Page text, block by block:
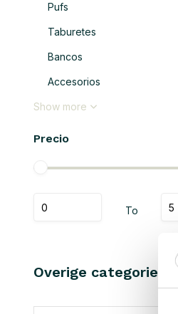
Pufs
Taburetes
Bancos
Accesorios
Show more
Precio
To
Overige categorieën